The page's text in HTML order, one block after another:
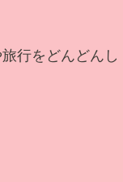
行をどんどんし